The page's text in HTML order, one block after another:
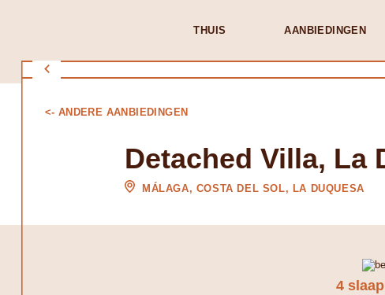
THUIS AANBIEDINGEN
<- ANDERE AANBIEDINGEN
Detached Villa, La
MÁLAGA, COSTA DEL SOL, LA DUQUESA
4